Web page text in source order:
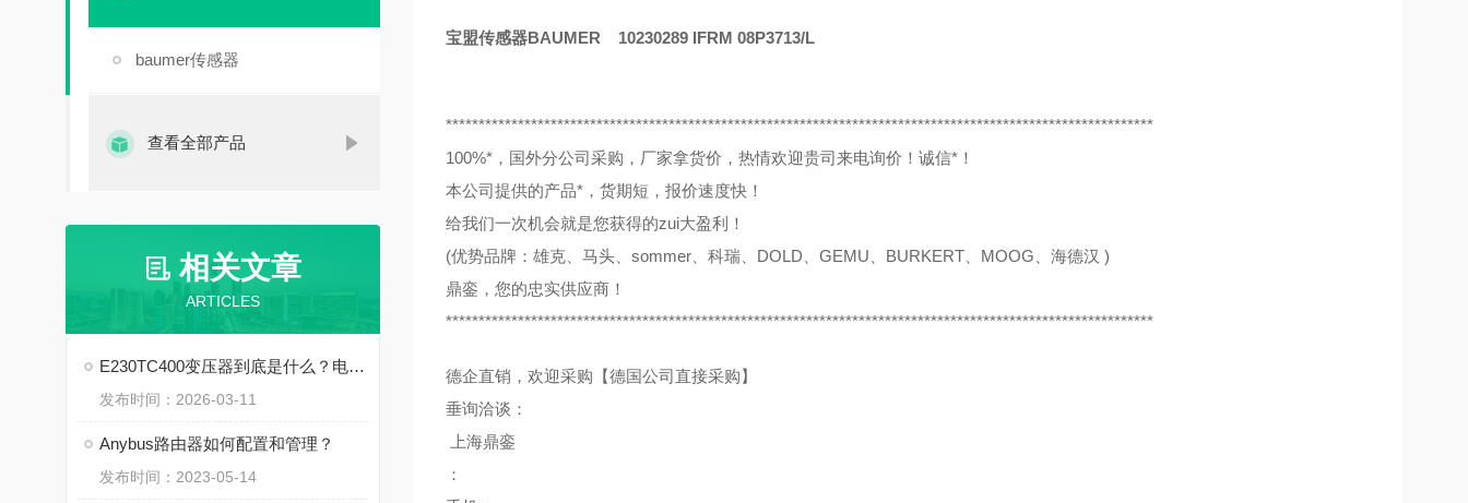
baumer传感器
查看全部产品
相关文章
ARTICLES
E230TC400变压器到底是什么？电力系统里的 “心脏” 角色
发布时间：2026-03-11
Anybus路由器如何配置和管理？
发布时间：2023-05-14
宝盟传感器BAUMER 10230289 IFRM 08P3713/L
************************************************************************************************************
100%*，国外分公司采购，厂家拿货价，热情欢迎贵司来电询价！诚信*！
本公司提供的产品*，货期短，报价速度快！
给我们一次机会就是您获得的zui大盈利！
(优势品牌：雄克、马头、sommer、科瑞、DOLD、GEMU、BURKERT、MOOG、海德汉 )
鼎銮，您的忠实供应商！
************************************************************************************************************
德企直销，欢迎采购【德国公司直接采购】
垂询洽谈：
上海鼎銮
：